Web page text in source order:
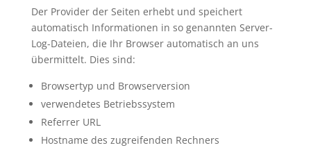
Der Provider der Seiten erhebt und speichert
automatisch Informationen in so genannten Server-
Log-Dateien, die Ihr Browser automatisch an uns
übermittelt. Dies sind:
Browsertyp und Browserversion
verwendetes Betriebssystem
Referrer URL
Hostname des zugreifenden Rechners